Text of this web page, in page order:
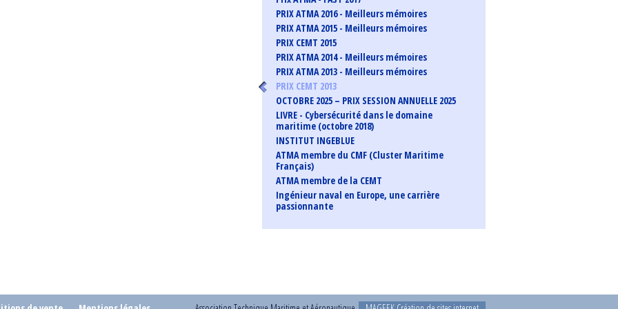
PRIX ATMA 2016 - Meilleurs mémoires
PRIX ATMA 2015 - Meilleurs mémoires
PRIX CEMT 2015
PRIX ATMA 2014 - Meilleurs mémoires
PRIX ATMA 2013 - Meilleurs mémoires
PRIX CEMT 2013
OCTOBRE 2025 – PRIX SESSION ANNUELLE 2025
LIVRE - Cybersécurité dans le domaine
maritime (octobre 2018)
INSTITUT INGEBLUE
ATMA membre du CMF (Cluster Maritime
Français)
ATMA membre de la CEMT
Ingénieur naval en Europe, une carrière
passionnante